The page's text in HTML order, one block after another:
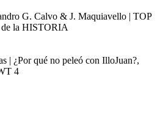
G. Calvo & J. Maquiavello | TOP
la HISTORIA
| ¿Por qué no peleó con IlloJuan?,
4